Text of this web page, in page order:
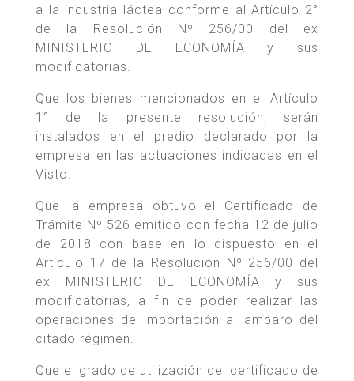
a la industria láctea conforme al Artículo 2°
de la Resolución Nº 256/00 del ex
MINISTERIO DE ECONOMÍA y sus
modificatorias.
Que los bienes mencionados en el Artículo
1° de la presente resolución, serán
instalados en el predio declarado por la
empresa en las actuaciones indicadas en el
Visto.
Que la empresa obtuvo el Certificado de
Trámite Nº 526 emitido con fecha 12 de julio
de 2018 con base en lo dispuesto en el
Artículo 17 de la Resolución Nº 256/00 del
ex MINISTERIO DE ECONOMÍA y sus
modificatorias, a fin de poder realizar las
operaciones de importación al amparo del
citado régimen.
Que el grado de utilización del certificado de